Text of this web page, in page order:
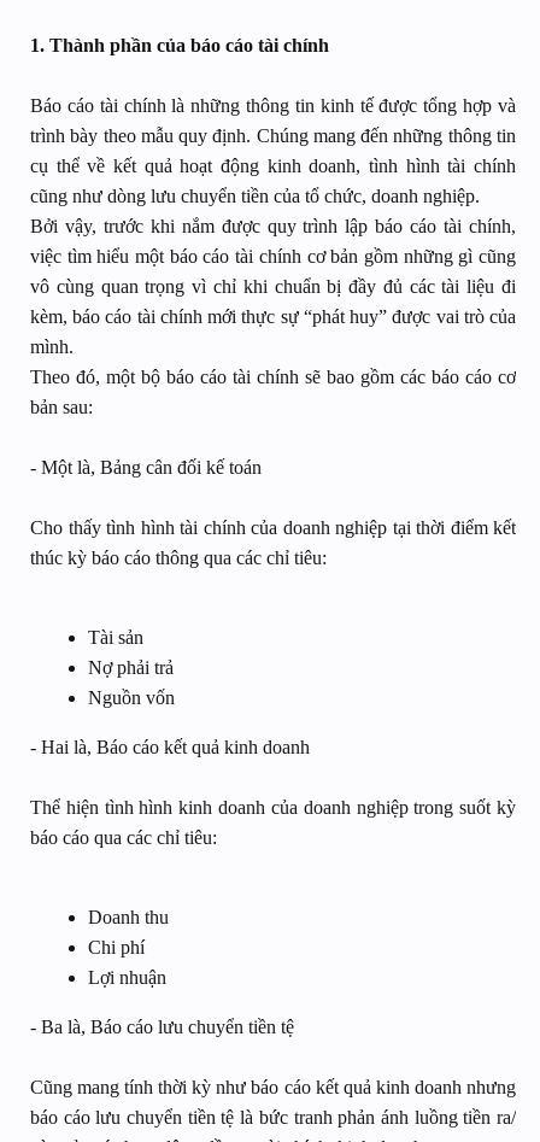
1. Thành phần của báo cáo tài chính
Báo cáo tài chính là những thông tin kinh tế được tổng hợp và
trình bày theo mẫu quy định. Chúng mang đến những thông tin
cụ thể về kết quả hoạt động kinh doanh, tình hình tài chính
cũng như dòng lưu chuyển tiền của tổ chức, doanh nghiệp.
Bởi vậy, trước khi nắm được quy trình lập báo cáo tài chính,
việc tìm hiểu một báo cáo tài chính cơ bản gồm những gì cũng
vô cùng quan trọng vì chỉ khi chuẩn bị đầy đủ các tài liệu đi
kèm, báo cáo tài chính mới thực sự “phát huy” được vai trò của
mình.
Theo đó, một bộ báo cáo tài chính sẽ bao gồm các báo cáo cơ
bản sau:
- Một là, Bảng cân đối kế toán
Cho thấy tình hình tài chính của doanh nghiệp tại thời điểm kết
thúc kỳ báo cáo thông qua các chỉ tiêu:
Tài sản
Nợ phải trả
Nguồn vốn
- Hai là, Báo cáo kết quả kinh doanh
Thể hiện tình hình kinh doanh của doanh nghiệp trong suốt kỳ
báo cáo qua các chỉ tiêu:
Doanh thu
Chi phí
Lợi nhuận
- Ba là, Báo cáo lưu chuyển tiền tệ
Cũng mang tính thời kỳ như báo cáo kết quả kinh doanh nhưng
báo cáo lưu chuyển tiền tệ là bức tranh phản ánh luồng tiền ra/